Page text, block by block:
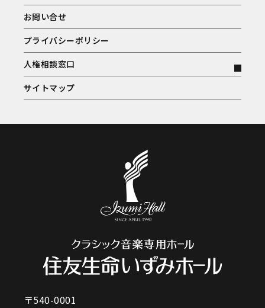
お問い合せ
プライバシーポリシー
人権相談窓口
サイトマップ
〒540-0001